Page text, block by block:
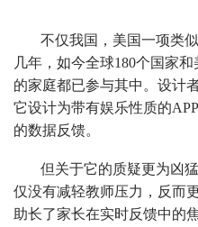
不仅我国，美国一项类
几年，如今全球180个国家
的家庭都已参与其中。设计
它设计为带有娱乐性质的
的数据反馈。
但关于它的质疑更为凶
仅没有减轻教师压力，反而
助长了家长在实时反馈中的